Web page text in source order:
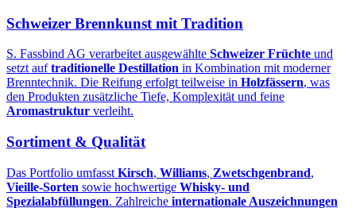
Schweizer Brennkunst mit Tradition
S. Fassbind AG verarbeitet ausgewählte Schweizer Früchte und
setzt auftraditionelle Destillation in Kombination mit moderner
Brenntechnik. Die Reifung erfolgt teilweise in Holzfässern, was
den Produkten zusätzliche Tiefe, Komplexität und feine
Aromastruktur verleiht.
Sortiment & Qualität
Das Portfolio umfasst Kirsch, Williams, Zwetschgenbrand,
Vieille‑Sorten sowie hochwertige Whisky‑ und
Spezialabfüllungen. Zahlreiche internationale Auszeichnungen